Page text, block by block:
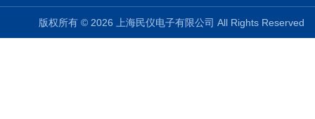
版权所有 © 2026 上海民仪电子有限公司 All Rights